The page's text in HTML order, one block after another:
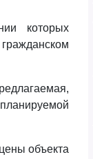
которых
объекта